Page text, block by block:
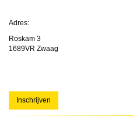
Adres:
Roskam 3
1689VR Zwaag
Inschrijven